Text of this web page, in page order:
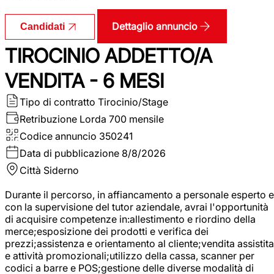
Candidati Dettaglio annuncio
TIROCINIO ADDETTO/A
VENDITA - 6 MESI
Tipo di contratto Tirocinio/Stage
Retribuzione Lorda 700 mensile
Codice annuncio 350241
Data di pubblicazione 8/8/2026
Città Siderno
Durante il percorso, in affiancamento a personale esperto e
con la supervisione del tutor aziendale, avrai l'opportunità
di acquisire competenze in:allestimento e riordino della
merce;esposizione dei prodotti e verifica dei
prezzi;assistenza e orientamento al cliente;vendita assistita
e attività promozionali;utilizzo della cassa, scanner per
codici a barre e POS;gestione delle diverse modalità di